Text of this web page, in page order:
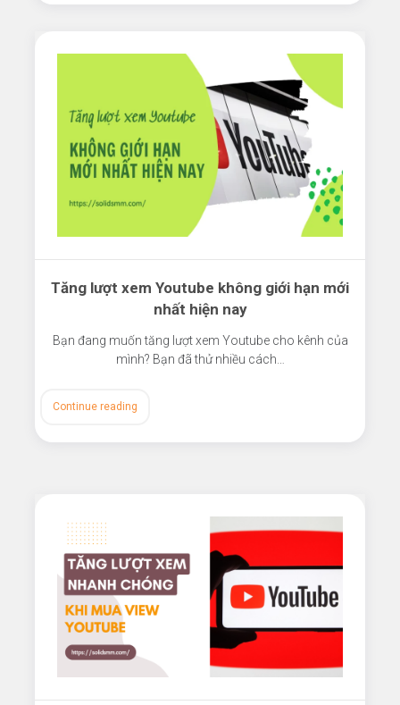
Tăng lượt xem Youtube không giới hạn mới
nhất hiện nay
Bạn đang muốn tăng lượt xem Youtube cho kênh của
mình? Bạn đã thử nhiều cách…
Continue reading